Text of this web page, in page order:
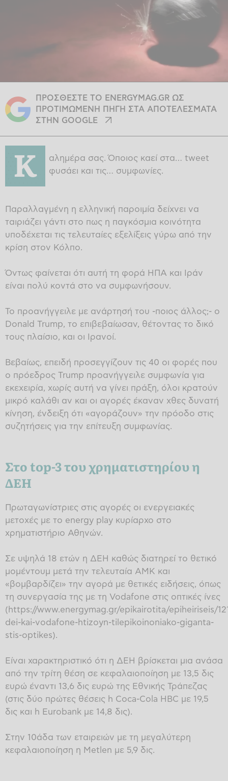
ΠΡΟΣΘΕΣΤΕ ΤΟ ENERGYMAG.GR ΩΣ
ΠΡΟΤΙΜΩΜΕΝΗ ΠΗΓΗ ΣΤΑ ΑΠΟΤΕΛΕΣΜΑΤΑ
ΣΤΗΝ GOOGLE
Κ
αλημέρα σας. Όποιος καεί στα… tweet
φυσάει και τις… συμφωνίες.
Παραλλαγμένη η ελληνική παροιμία δείχνει να
ταιριάζει γάντι στο πως η παγκόσμια κοινότητα
υποδέχεται τις τελευταίες εξελίξεις γύρω από την
κρίση στον Κόλπο.
Όντως φαίνεται ότι αυτή τη φορά ΗΠΑ και Ιράν
είναι πολύ κοντά στο να συμφωνήσουν.
Το προανήγγειλε με ανάρτησή του -ποιος άλλος;- ο
Donald Trump, το επιβεβαίωσαν, θέτοντας το δικό
τους πλαίσιο, και οι Ιρανοί.
Βεβαίως, επειδή προσεγγίζουν τις 40 οι φορές που
ο πρόεδρος Trump προανήγγειλε συμφωνία για
εκεχειρία, χωρίς αυτή να γίνει πράξη, όλοι κρατούν
μικρό καλάθι αν και οι αγορές έκαναν χθες δυνατή
κίνηση, ένδειξη ότι «αγοράζουν» την πρόοδο στις
συζητήσεις για την επίτευξη συμφωνίας.
Στο top-3 του χρηματιστηρίου η
ΔΕΗ
Πρωταγωνίστριες στις αγορές οι ενεργειακές
μετοχές με το energy play κυρίαρχο στο
χρηματιστήριο Αθηνών.
Σε υψηλά 18 ετών η ΔΕΗ καθώς διατηρεί το θετικό
μομέντουμ μετά την τελευταία ΑΜΚ και
«βομβαρδίζει» την αγορά με θετικές ειδήσεις, όπως
τη συνεργασία της με τη Vodafone στις οπτικές ίνες
(https://www.energymag.gr/epikairotita/epiheiriseis/
dei-kai-vodafone-htizoyn-tilepikoinoniako-giganta-
stis-optikes).
Είναι χαρακτηριστικό ότι η ΔΕΗ βρίσκεται μια ανάσα
από την τρίτη θέση σε κεφαλαιοποίηση με 13,5 δις
ευρώ έναντι 13,6 δις ευρώ της Εθνικής Τράπεζας
(στις δύο πρώτες θέσεις h Coca-Cola HBC με 19,5
δις και h Eurobank με 14,8 δις).
Στην 10άδα των εταιρειών με τη μεγαλύτερη
κεφαλαιοποίηση η Metlen με 5,9 δις.